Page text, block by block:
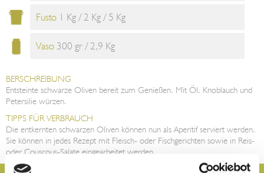
Fusto 1 Kg / 2 Kg / 5 Kg
Vaso 300 gr / 2,9 Kg
BERSCHREIBUNG
Entsteinte schwarze Oliven bereit zum Genießen. Mit Öl, Knoblauch und
Petersilie würzen.
TIPPS FÜR VERBRAUCH
Die entkernten schwarzen Oliven können nun als Aperitif serviert werden.
Sie können in jedes Rezept mit Fleisch- oder Fischgerichten sowie in Reis-
oder Couscous-Salate eingearbeitet werden.